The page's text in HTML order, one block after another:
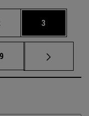
Página
3
Use TAB para